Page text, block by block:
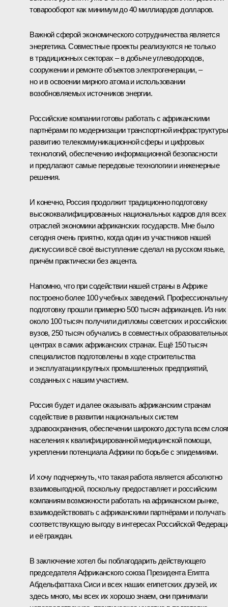
товарооборот как минимум до 40 миллиардов долларов.
Важной сферой экономического сотрудничества является
энергетика. Совместные проекты реализуются не только
в традиционных секторах – в добыче углеводородов,
сооружении и ремонте объектов электрогенерации, –
но и в освоении мирного атома и использовании
возобновляемых источников энергии.
Российские компании готовы работать с африканскими
партнёрами по модернизации транспортной
развитию телекоммуникационной сферы и цифровых
технологий, обеспечению информационной безопасности
и предлагают самые передовые технологии и инженерные
решения.
И конечно, Россия продолжит традиционно подготовку
высококвалифицированных национальных кадров для всех
отраслей экономики африканских государств. Мне было
сегодня очень приятно, когда один из участников нашей
дискуссии всё своё выступление сделал на русском языке,
причём практически без акцента.
Напомню, что при содействии нашей страны в Африке
построено более 100 учебных заведений.
подготовку прошли примерно 500 тысяч африканцев. Из них
около 100 тысяч получили дипломы советских и российских
вузов, 250 тысяч обучались в совместных образовательных
центрах в самих африканских странах. Ещё 150 тысяч
специалистов подготовлены в ходе строительства
и эксплуатации крупных промышленных предприятий,
созданных с нашим участием.
Россия будет и далее оказывать африканским странам
содействие в развитии национальных систем
здравоохранения, обеспечении широкого доступа всем
населения к квалифицированной медицинской помощи,
укреплении потенциала Африки по борьбе с эпидемиями.
И хочу подчеркнуть, что такая работа является абсолютно
взаимовыгодной, поскольку предоставляет и российским
компаниям возможности работать на африканском рынке,
взаимодействовать с африканскими партнёрами и получать
соответствующую выгоду в интересах Российской
и её граждан.
В заключение хотел бы поблагодарить действующего
председателя Африканского союза Президента Египта
Абдельфаттаха Сиси и всех наших египетских друзей, их
здесь много, мы всех их хорошо знаем, они принимали